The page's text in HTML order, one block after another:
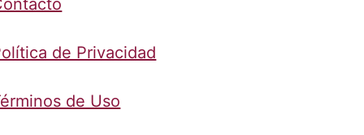
de Privacidad
de Uso